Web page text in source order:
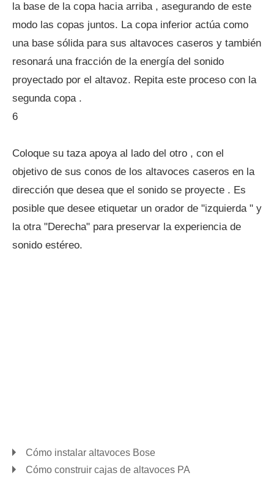
la base de la copa hacia arriba , asegurando de este
modo las copas juntos. La copa inferior actúa como
una base sólida para sus altavoces caseros y también
resonará una fracción de la energía del sonido
proyectado por el altavoz. Repita este proceso con la
segunda copa .
6
Coloque su taza apoya al lado del otro , con el
objetivo de sus conos de los altavoces caseros en la
dirección que desea que el sonido se proyecte . Es
posible que desee etiquetar un orador de "izquierda " y
la otra "Derecha" para preservar la experiencia de
sonido estéreo.
Cómo instalar altavoces Bose
Cómo construir cajas de altavoces PA